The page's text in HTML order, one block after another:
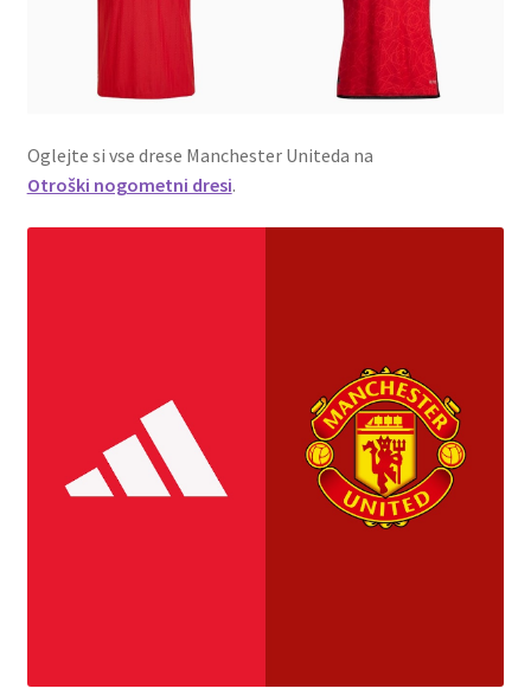
Oglejte si vse drese Manchester Uniteda na
Otroški nogometni dresi.